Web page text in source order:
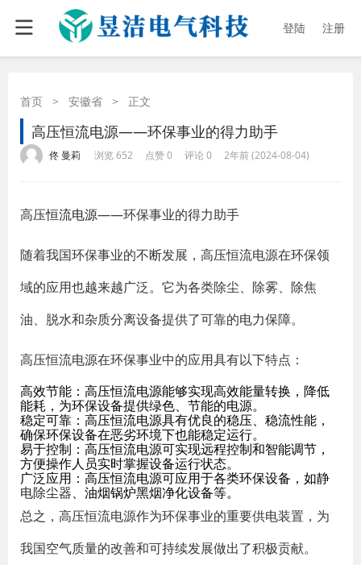
登陆 注册
首页 > 安徽省 > 正文
高压恒流电源——环保事业的得力助手
佟 曼莉 浏览 652 点赞 0 评论 0 2年前 (2024-08-04)
高压恒流电源——环保事业的得力助手
随着我国环保事业的不断发展，高压恒流电源在环保领
域的应用也越来越广泛。它为各类除尘、除雾、除焦
油、脱水和杂质分离设备提供了可靠的电力保障。
高压恒流电源在环保事业中的应用具有以下特点：
高效节能：高压恒流电源能够实现高效能量转换，降低
能耗，为环保设备提供绿色、节能的电源。
稳定可靠：高压恒流电源具有优良的稳压、稳流性能，
确保环保设备在恶劣环境下也能稳定运行。
易于控制：高压恒流电源可实现远程控制和智能调节，
方便操作人员实时掌握设备运行状态。
广泛应用：高压恒流电源可应用于各类环保设备，如静
电除尘器、油烟锅炉黑烟净化设备等。
总之，高压恒流电源作为环保事业的重要供电装置，为
我国空气质量的改善和可持续发展做出了积极贡献。